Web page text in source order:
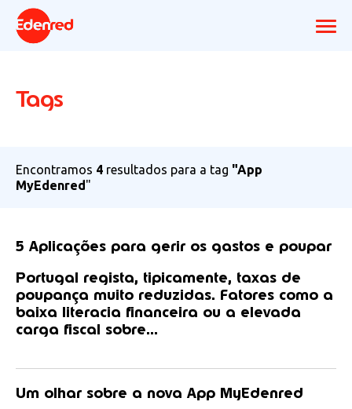
Tags
Encontramos 4 resultados para a tag "App
MyEdenred"
5 Aplicações para gerir os gastos e poupar
Portugal regista, tipicamente, taxas de
poupança muito reduzidas. Fatores como a
baixa literacia financeira ou a elevada
carga fiscal sobre...
Um olhar sobre a nova App MyEdenred